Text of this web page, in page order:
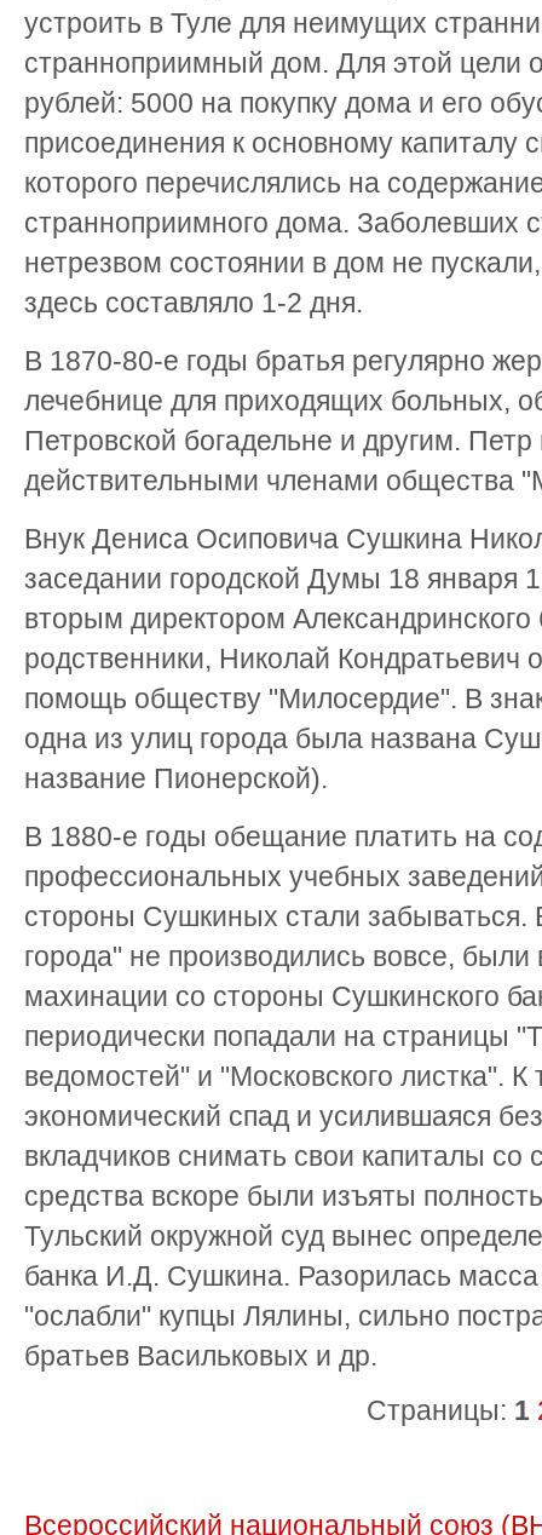
устроить в Туле для неимущих
странноприимный дом. Для этой цели
рублей: 5000 на покупку дома и его
присоединения к основному капиталу
которого перечислялись на
странноприимного дома. Заболевших
нетрезвом состоянии в дом не
здесь составляло 1-2 дня.
В 1870-80-е годы братья регулярно
лечебнице для приходящих больных,
Петровской богадельне и другим.
действительными членами общества
Внук Дениса Осиповича Сушкина
заседании городской Думы 18 января
вторым директором Александринского
родственники, Николай Кондратьевич
помощь обществу "Милосердие". В
одна из улиц города была названа
название Пионерской).
В 1880-е годы обещание платить на
профессиональных учебных
стороны Сушкиных стали
города" не производились вовсе,
махинации со стороны Сушкинского
периодически попадали на страницы
ведомостей" и "Московского листка".
экономический спад и усилившаяся
вкладчиков снимать свои капиталы со
средства вскоре были изъяты
Тульский окружной суд вынес
банка И.Д. Сушкина. Разорилась
"ослабли" купцы Лялины, сильно
братьев Васильковых и др.
Страницы: 1
Всероссийский национальный союз